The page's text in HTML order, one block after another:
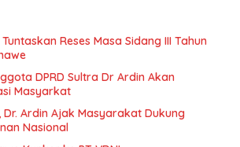
Reses Masa Sidang III Tahun
DPRD Sultra Dr Ardin Akan
Masyarkat
Dr. Ardin Ajak Masyarakat Dukung
Nasional